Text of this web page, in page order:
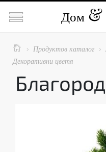
 Дом
  Продуктов каталог 
Декоративни цветя